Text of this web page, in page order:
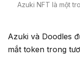
Azuki NFT là một
Azuki và Doodles
mắt token trong